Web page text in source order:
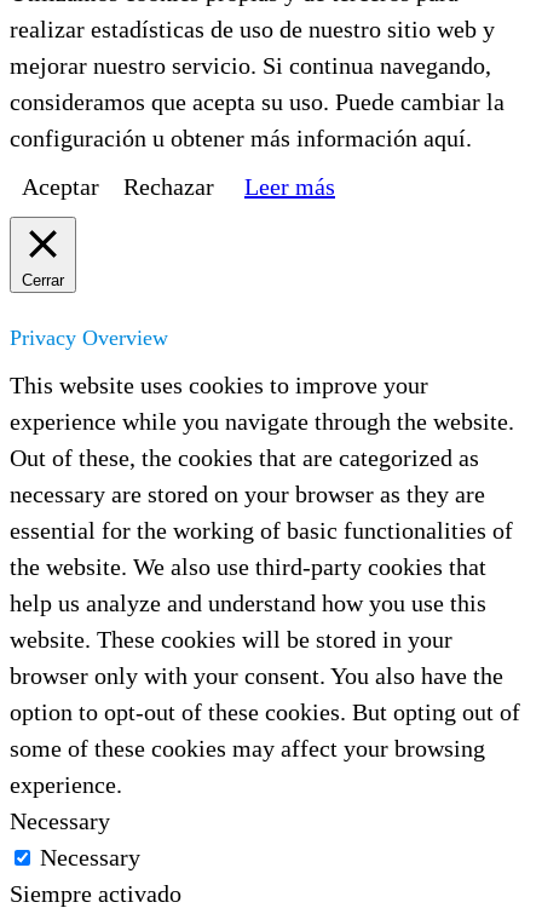
realizar estadísticas de uso de nuestro sitio web y
mejorar nuestro servicio. Si continua navegando,
consideramos que acepta su uso. Puede cambiar la
configuración u obtener más información aquí.
Aceptar
Rechazar Leer más
Cerrar
Privacy Overview
This website uses cookies to improve your
experience while you navigate through the website.
Out of these, the cookies that are categorized as
necessary are stored on your browser as they are
essential for the working of basic functionalities of
the website. We also use third-party cookies that
help us analyze and understand how you use this
website. These cookies will be stored in your
browser only with your consent. You also have the
option to opt-out of these cookies. But opting out of
some of these cookies may affect your browsing
experience.
Necessary
Necessary
Siempre activado